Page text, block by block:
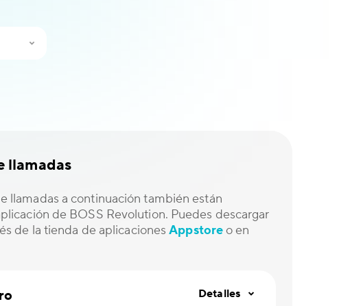
llamadas
llamadas a continuación también están
de BOSS Revolution. Puedes descargar
de la tienda de aplicacionesAppstore o en
Detalles